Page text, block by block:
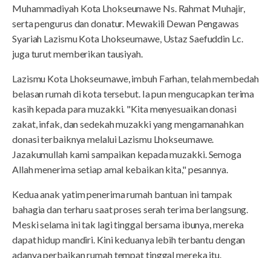
Muhammadiyah Kota Lhokseumawe Ns. Rahmat Muhajir,
serta pengurus dan donatur. Mewakili Dewan Pengawas
Syariah Lazismu Kota Lhokseumawe, Ustaz Saefuddin Lc.
juga turut memberikan tausiyah.
Lazismu Kota Lhokseumawe, imbuh Farhan, telah membedah
belasan rumah di kota tersebut. Ia pun mengucapkan terima
kasih kepada para muzakki. "Kita menyesuaikan donasi
zakat, infak, dan sedekah muzakki yang mengamanahkan
donasi terbaiknya melalui Lazismu Lhokseumawe.
Jazakumullah kami sampaikan kepada muzakki. Semoga
Allah menerima setiap amal kebaikan kita," pesannya.
Kedua anak yatim penerima rumah bantuan ini tampak
bahagia dan terharu saat proses serah terima berlangsung.
Meski selama ini tak lagi tinggal bersama ibunya, mereka
dapat hidup mandiri. Kini keduanya lebih terbantu dengan
adanya perbaikan rumah tempat tinggal mereka itu.